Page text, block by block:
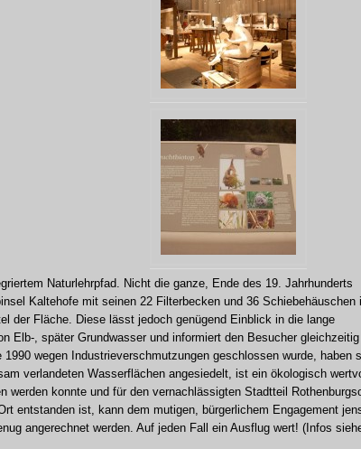
Naturlehrpfad. Nicht die ganze, Ende des 19. Jahrhunderts
Kaltehofe mit seinen 22 Filterbecken und 36 Schiebehäuschen
der Fläche. Diese lässt jedoch genügend Einblick in die lange
Elb-, später Grundwasser und informiert den Besucher gleichzeitig
wegen Industrieverschmutzungen geschlossen wurde, haben
verlandeten Wasserflächen angesiedelt, ist ein ökologisch
werden konnte und für den vernachlässigten Stadtteil
entstanden ist, kann dem mutigen, bürgerlichem Engagement
angerechnet werden. Auf jeden Fall ein Ausflug wert! (Infos